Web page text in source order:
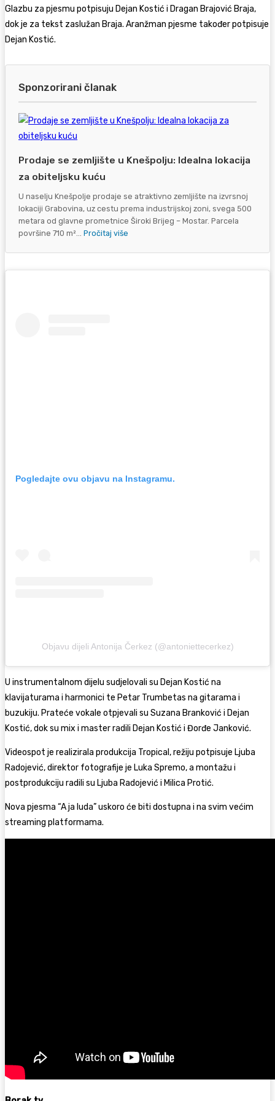
Glazbu za pjesmu potpisuju Dejan Kostić i Dragan Brajović Braja,
dok je za tekst zaslužan Braja. Aranžman pjesme također potpisuje
Dejan Kostić.
Sponzorirani članak
Prodaje se zemljište u Knešpolju: Idealna lokacija
za obiteljsku kuću
U naselju Knešpolje prodaje se atraktivno zemljište na izvrsnoj
lokaciji Grabovina, uz cestu prema industrijskoj zoni, svega 500
metara od glavne prometnice Široki Brijeg – Mostar. Parcela
površine 710 m²... Pročitaj više
Pogledajte ovu objavu na Instagramu.
Objavu dijeli Antonija Čerkez (@antoniettecerkez)
U instrumentalnom dijelu sudjelovali su Dejan Kostić na
klavijaturama i harmonici te Petar Trumbetas na gitarama i
buzukiju. Prateće vokale otpjevali su Suzana Branković i Dejan
Kostić, dok su mix i master radili Dejan Kostić i Đorđe Janković.
Videospot je realizirala produkcija Tropical, režiju potpisuje Ljuba
Radojević, direktor fotografije je Luka Spremo, a montažu i
postprodukciju radili su Ljuba Radojević i Milica Protić.
Nova pjesma “A ja luda” uskoro će biti dostupna i na svim većim
streaming platformama.